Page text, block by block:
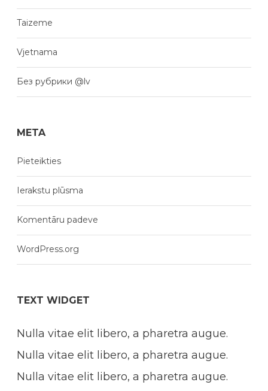
Taizeme
Vjetnama
Без рубрики @lv
META
Pieteikties
Ierakstu plūsma
Komentāru padeve
WordPress.org
TEXT WIDGET
Nulla vitae elit libero, a pharetra augue.
Nulla vitae elit libero, a pharetra augue.
Nulla vitae elit libero, a pharetra augue.